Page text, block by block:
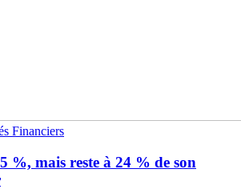
Financiers
%, mais reste à 24 % de son